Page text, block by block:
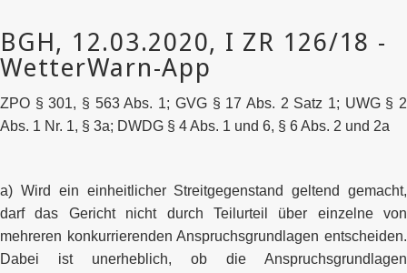
ZPO § 301, § 563 Abs. 1; GVG § 17 Abs. 2 Satz 1; UWG § 2
Abs. 1 Nr. 1, § 3a; DWDG § 4 Abs. 1 und 6, § 6 Abs. 2 und 2a
a) Wird ein einheitlicher Streitgegenstand geltend gemacht,
darf das Gericht nicht durch Teilurteil über einzelne von
mehreren konkurrierenden Anspruchsgrundlagen entscheiden.
Dabei ist unerheblich, ob die Anspruchsgrundlagen